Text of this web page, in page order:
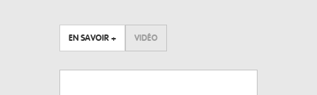
EN SAVOIR + VIDÉO